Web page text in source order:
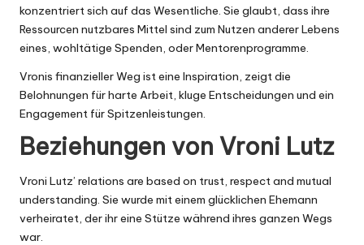
konzentriert sich auf das Wesentliche. Sie glaubt, dass ihre
Ressourcen nutzbares Mittel sind zum Nutzen anderer Lebens
eines, wohltätige Spenden, oder Mentorenprogramme.
Vronis finanzieller Weg ist eine Inspiration, zeigt die
Belohnungen für harte Arbeit, kluge Entscheidungen und ein
Engagement für Spitzenleistungen.
Beziehungen von Vroni Lutz
Vroni Lutz’ relations are based on trust, respect and mutual
understanding. Sie wurde mit einem glücklichen Ehemann
verheiratet, der ihr eine Stütze während ihres ganzen Wegs
war.